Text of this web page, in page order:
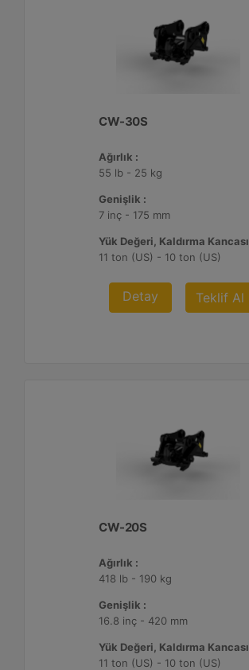
CW-30S
Ağırlık :
55 lb - 25 kg
Genişlik :
7 inç - 175 mm
Yük Değeri, Kaldırma
11 ton (US) - 10 ton (US)
Detay Teklif Al
CW-20S
Ağırlık :
418 lb - 190 kg
Genişlik :
16.8 inç - 420 mm
Yük Değeri, Kaldırma
11 ton (US) - 10 ton (US)